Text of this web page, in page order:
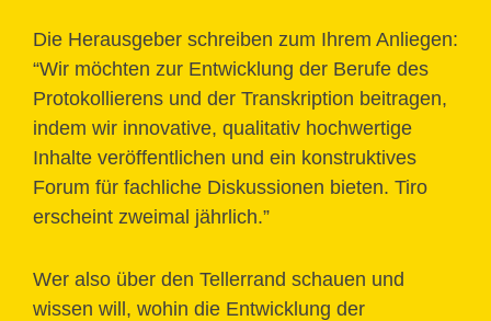
Die Herausgeber schreiben zum Ihrem Anliegen:
“Wir möchten zur Entwicklung der Berufe des
Protokollierens und der Transkription beitragen,
indem wir innovative, qualitativ hochwertige
Inhalte veröffentlichen und ein konstruktives
Forum für fachliche Diskussionen bieten. Tiro
erscheint zweimal jährlich.”
Wer also über den Tellerrand schauen und
wissen will, wohin die Entwicklung der